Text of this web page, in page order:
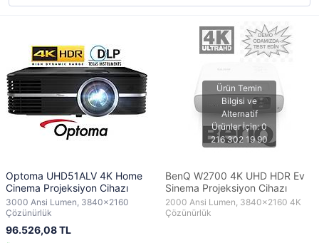
Optoma UHD51ALV 4K Home
Cinema Projeksiyon Cihazı
3000 Ansi Lumen, 3840x2160
Çözünürlük
96.526,08 TL
BenQ W2700 4K UHD HDR Ev
Sinema Projeksiyon Cihazı
2000 Ansi Lumen, 3840x2160 4K
Çözünürlük